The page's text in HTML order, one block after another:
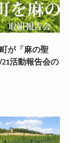
が「麻の聖
活動報告会の